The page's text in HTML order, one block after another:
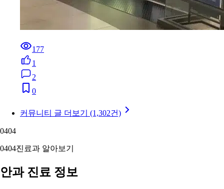
177
1
2
0
커뮤니티 글 더보기 (1,302건)
0404
0404진료과 알아보기
안과 진료 정보